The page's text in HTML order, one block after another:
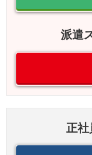
派遣
正社